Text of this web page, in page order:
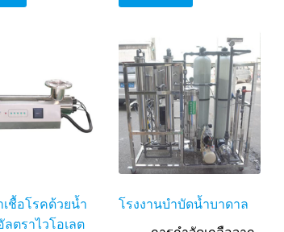
เชื้อโรคด้วยน้ำ
ลตราไวโอเลต
โรงงานบำบัดน้ำบาดาล